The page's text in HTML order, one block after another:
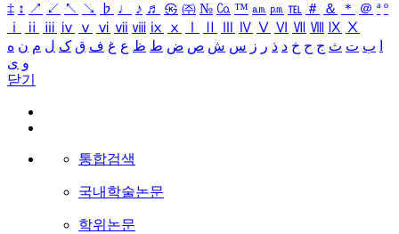
‡ ↕ ↗ ↙ ↖ ↘ ♭ ♩ ♪ ♬ ㉿ ㈜ № ㏇ ™ ㏂ ㏘ ℡ ＃ ＆ ＊ ＠ ª º
ⅰ
ⅱ ⅲ ⅳ ⅴ ⅵ ⅶ ⅷ ⅸ ⅹ Ⅳ Ⅴ Ⅵ Ⅶ Ⅷ Ⅸ Ⅹ
ب ت ث ج ح خ د ذ ر ز س ش ص ض ط ظ ع غ ف ق ک ل م ن ه
و ی
닫기
통합검색
국내학술논문
학위논문